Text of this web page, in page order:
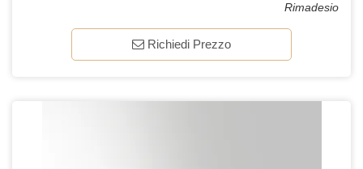
Rimadesio
Richiedi Prezzo